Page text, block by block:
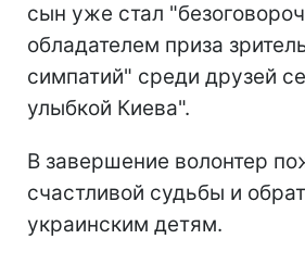
сын уже стал
обладателем приза
симпатий" среди друзей
улыбкой Киева".
В завершение волонтер
счастливой судьбы и
украинским детям.